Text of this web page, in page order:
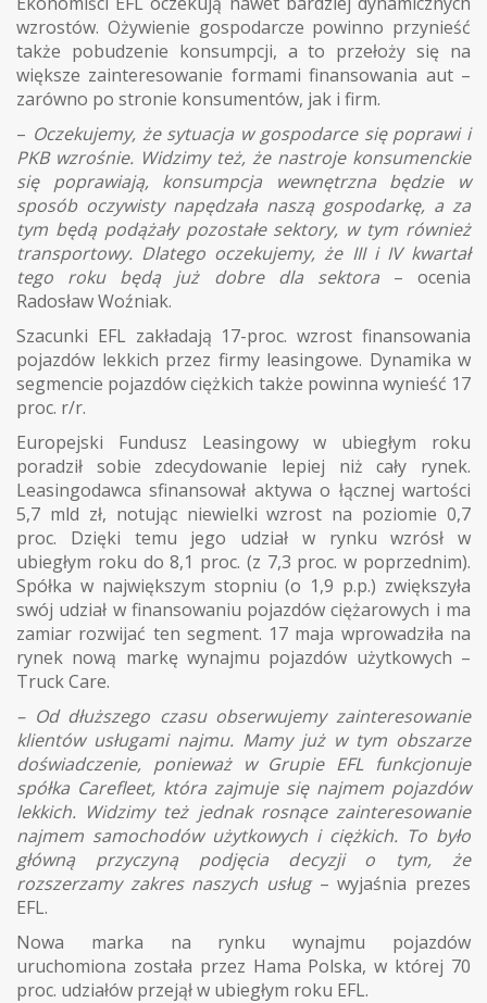
wzrostów. Ożywienie gospodarcze powinno przynieść
także pobudzenie konsumpcji, a to przełoży się na
większe zainteresowanie formami finansowania aut –
zarówno po stronie konsumentów, jak i firm.
– Oczekujemy, że sytuacja w gospodarce się poprawi i
PKB wzrośnie. Widzimy też, że nastroje konsumenckie
się poprawiają, konsumpcja wewnętrzna będzie w
sposób oczywisty napędzała naszą gospodarkę, a za
tym będą podążały pozostałe sektory, w tym również
transportowy. Dlatego oczekujemy, że III i IV kwartał
tego roku będą już dobre dla sektora– ocenia
Radosław Woźniak.
Szacunki EFL zakładają 17-proc. wzrost finansowania
pojazdów lekkich przez firmy leasingowe. Dynamika w
segmencie pojazdów ciężkich także powinna wynieść 17
proc. r/r.
Europejski Fundusz Leasingowy w ubiegłym roku
poradził sobie zdecydowanie lepiej niż cały rynek.
Leasingodawca sfinansował aktywa o łącznej wartości
5,7 mld zł, notując niewielki wzrost na poziomie 0,7
proc. Dzięki temu jego udział w rynku wzrósł w
ubiegłym roku do 8,1 proc. (z 7,3 proc. w poprzednim).
Spółka w największym stopniu (o 1,9 p.p.) zwiększyła
swój udział w finansowaniu pojazdów ciężarowych i ma
zamiar rozwijać ten segment. 17 maja wprowadziła na
rynek nową markę wynajmu pojazdów użytkowych –
Truck Care.
– Od dłuższego czasu obserwujemy zainteresowanie
klientów usługami najmu. Mamy już w tym obszarze
doświadczenie, ponieważ w Grupie EFL funkcjonuje
spółka Carefleet, która zajmuje się najmem pojazdów
lekkich. Widzimy też jednak rosnące zainteresowanie
najmem samochodów użytkowych i ciężkich. To było
główną przyczyną podjęcia decyzji o tym, że
rozszerzamy zakres naszych usług – wyjaśnia prezes
EFL.
Nowa marka na rynku wynajmu pojazdów
uruchomiona została przez Hama Polska, w której 70
proc. udziałów przejął w ubiegłym roku EFL.